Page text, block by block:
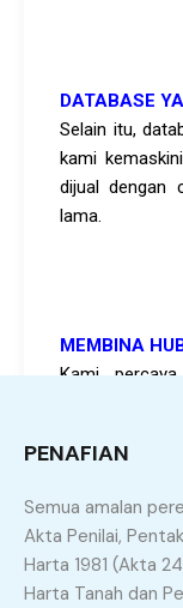
DATABASE
Selain itu,
kami
dijual dengan
lama.
MEMBINA
Kami
melancarkan
BEKERJA
PENAFIAN
Semua amalan
Akta Penilai,
Harta 1981 (Akta
Harta Tanah dan